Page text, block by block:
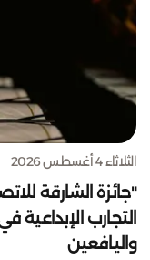
الثلاثاء 4 أغسطس 2026
"جائزة الشارقة
التجارب
واليافعين